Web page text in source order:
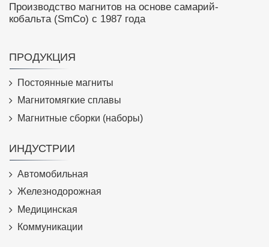
Производство магнитов на основе самарий-
кобальта (SmCo) с 1987 года
ПРОДУКЦИЯ
Постоянные магниты
Магнитомягкие сплавы
Магнитные сборки (наборы)
ИНДУСТРИИ
Автомобильная
Железнодорожная
Медицинская
Коммуникации